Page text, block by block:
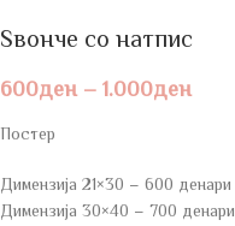
Ѕвонче со натпис
600ден – 1.000ден
Постер
Димензија 21×30 – 600 денари
Димензија 30×40 – 700 денари